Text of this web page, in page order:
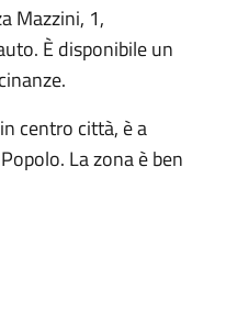
Mazzini, 1,
È disponibile un
centro città, è a
La zona è ben